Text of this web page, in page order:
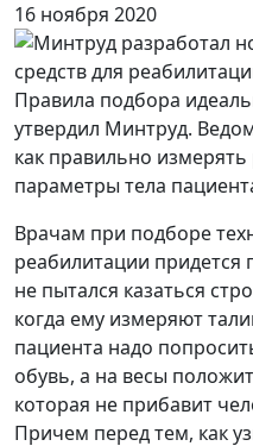
16 ноября 2020
Правила подбора
утвердил Минтруд.
как правильно измерять
параметры тела
Врачам при подборе
реабилитации придется
не пытался казаться
когда ему измеряют
пациента надо
обувь, а на весы
которая не прибавит
Причем перед тем, как